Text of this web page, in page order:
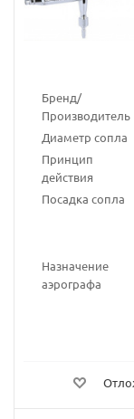
Бренд/
Производитель
Диаметр сопла
Принцип
действия
Посадка сопла
Назначение
аэрографа